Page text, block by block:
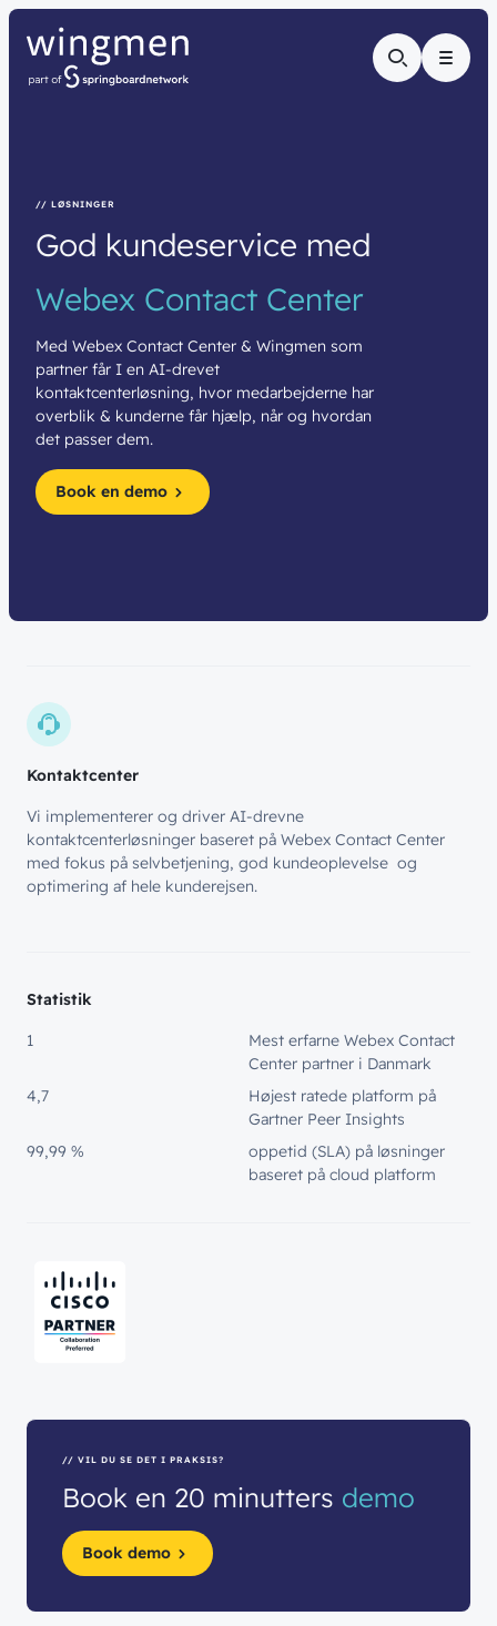
Menu
// LØSNINGER
God kundeservice med
Webex Contact Center
Med Webex Contact Center & Wingmen som
partner får I en AI-drevet
kontaktcenterløsning, hvor medarbejderne har
overblik & kunderne får hjælp, når og hvordan
det passer dem.
Book en demo
Kontaktcenter
Vi implementerer og driver AI-drevne
kontaktcenterløsninger baseret på Webex Contact Center
med fokus på selvbetjening, god kundeoplevelse og
optimering af hele kunderejsen.
Statistik
1
Mest erfarne Webex Contact
Center partner i Danmark
4,7
Højest ratede platform på
Gartner Peer Insights
99,99 %
oppetid (SLA) på løsninger
baseret på cloud platform
// VIL DU SE DET I PRAKSIS?
Book en 20 minutters demo
Book demo